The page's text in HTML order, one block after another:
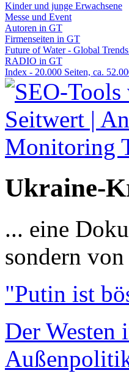
Kinder und junge Erwachsene
Messe und Event
Autoren in GT
Firmenseiten in GT
Future of Water - Global
RADIO in GT
Index - 20.000 Seiten, ca.
Ukraine-
... eine
sondern
"Putin ist
Der Westen